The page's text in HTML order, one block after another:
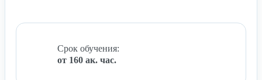
Срок обучения:
от 160 ак. час.